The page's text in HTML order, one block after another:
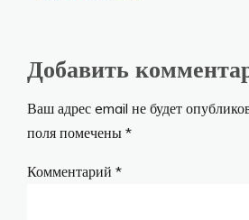
Добавить
Ваш адрес email не будет
поля помечены *
Комментарий *